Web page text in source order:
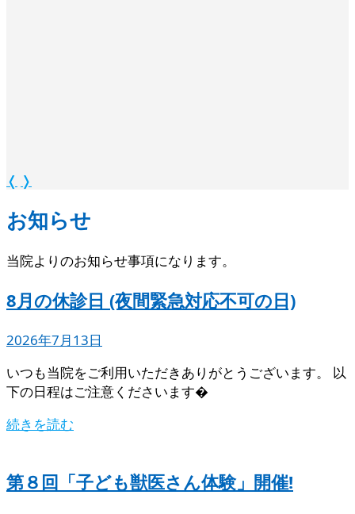
❬ ❭
お知らせ
当院よりのお知らせ事項になります。
8月の休診日 (夜間緊急対応不可の日)
2026年7月13日
いつも当院をご利用いただきありがとうございます。 以
下の日程はご注意くださいます�
続きを読む
第８回「子ども獣医さん体験」開催!